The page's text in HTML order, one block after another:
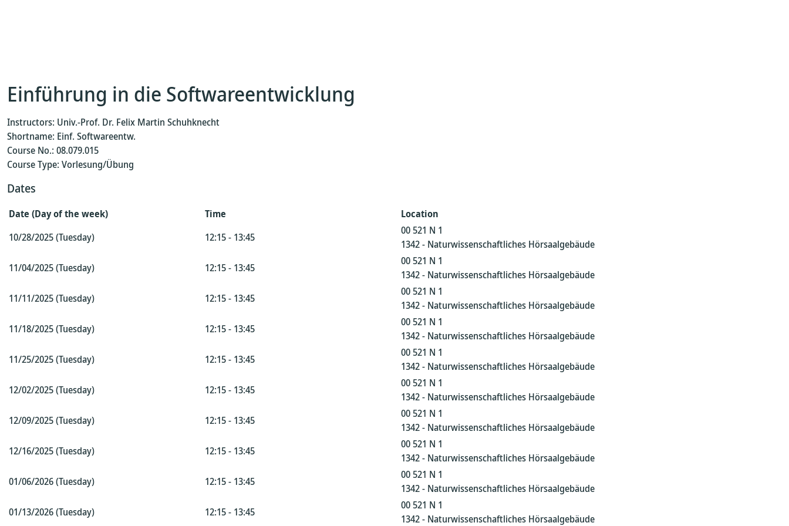
Einführung in die Softwareentwicklung
Instructors: Univ.-Prof. Dr. Felix Martin Schuhknecht
Shortname: Einf. Softwareentw.
Course No.: 08.079.015
Course Type: Vorlesung/Übung
Dates
Date (Day of the week) Time
Location
10/28/2025 (Tuesday)
12:15 - 13:45
00 521 N 1
1342 - Naturwissenschaftliches Hörsaalgebäude
11/04/2025 (Tuesday)
12:15 - 13:45
00 521 N 1
1342 - Naturwissenschaftliches Hörsaalgebäude
11/11/2025 (Tuesday)
12:15 - 13:45
00 521 N 1
1342 - Naturwissenschaftliches Hörsaalgebäude
11/18/2025 (Tuesday)
12:15 - 13:45
00 521 N 1
1342 - Naturwissenschaftliches Hörsaalgebäude
11/25/2025 (Tuesday)
12:15 - 13:45
00 521 N 1
1342 - Naturwissenschaftliches Hörsaalgebäude
12/02/2025 (Tuesday)
12:15 - 13:45
00 521 N 1
1342 - Naturwissenschaftliches Hörsaalgebäude
12/09/2025 (Tuesday)
12:15 - 13:45
00 521 N 1
1342 - Naturwissenschaftliches Hörsaalgebäude
12/16/2025 (Tuesday)
12:15 - 13:45
00 521 N 1
1342 - Naturwissenschaftliches Hörsaalgebäude
01/06/2026 (Tuesday)
12:15 - 13:45
00 521 N 1
1342 - Naturwissenschaftliches Hörsaalgebäude
01/13/2026 (Tuesday)
12:15 - 13:45
00 521 N 1
1342 - Naturwissenschaftliches Hörsaalgebäude